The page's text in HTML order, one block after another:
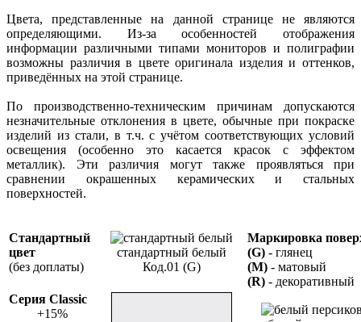
Цвета, представленные на данной странице не являются
определяющими. Из-за особенностей отображения
информации различными типами мониторов и полиграфии
возможны различия в цвете оригинала изделия и оттенков,
приведённых на этой странице.
По производственно-техническим причинам допускаются
незначительные отклонения в цвете, обычные при покраске
изделий из стали, в т.ч. с учётом соответствующих условий
освещения (особенно это касается красок с эффектом
металлик). Эти различия могут также проявляться при
сравнении окрашенных керамических и стальных
поверхностей.
Стандартный
цвет
(без доплаты)
стандартный белый
Код.01 (G)
Маркировка
(G) - глянец
(M) - матовый
(R) - декоративный
Серия Classic
+15%